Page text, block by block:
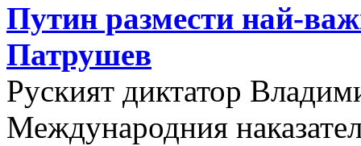
Путин размести най-
Патрушев
Руският диктатор
Международния